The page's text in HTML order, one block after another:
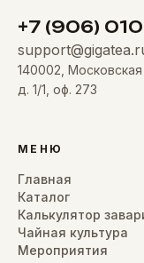
+7 (906)
140002,
д. 1/1, оф. 273
МЕНЮ
Главная
Каталог
Калькулятор
Чайная культура
Мероприятия